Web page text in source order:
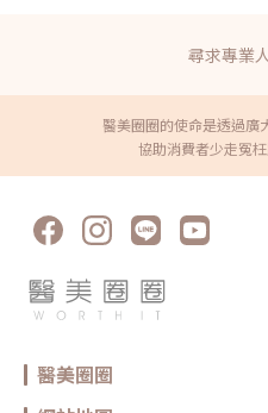
尋求專業
醫美圈圈的使命是透過廣
協助消費者少走冤
醫美圈圈